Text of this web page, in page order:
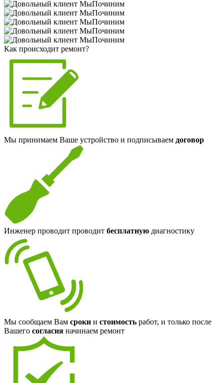
Как происходит ремонт?
Мы принимаем Ваше устройство и подписываем договор
Инженер проводит проводит бесплатную диагностику
Мы сообщаем Вам сроки и стоимость работ, и только после
Вашего согласия начинаем ремонт